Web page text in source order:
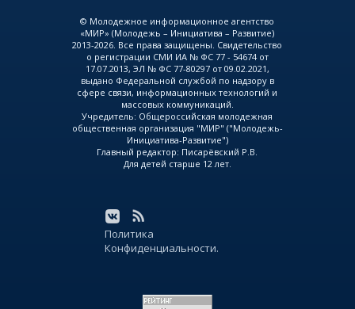
© Молодежное информационное агентство
«МИР» (Молодежь – Инициатива – Развитие)
2013-2026. Все права защищены. Свидетельство
о регистрации СМИ ИА № ФС 77 - 54674 от
17.07.2013, ЭЛ № ФС 77-80297 от 09.02.2021,
выдано Федеральной службой по надзору в
сфере связи, информационных технологий и
массовых коммуникаций.
Учредитель: Общероссийская молодежная
общественная организация "МИР" ("Молодежь-
Инициатива-Развитие")
Главный редактор: Писарёвский Р.В.
Для детей старше 12 лет.
Политика
Конфиденциальности.